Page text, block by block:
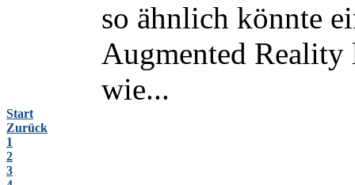
so ähnlich könnte
Augmented Reality
wie...
Start
Zurück
1
2
3